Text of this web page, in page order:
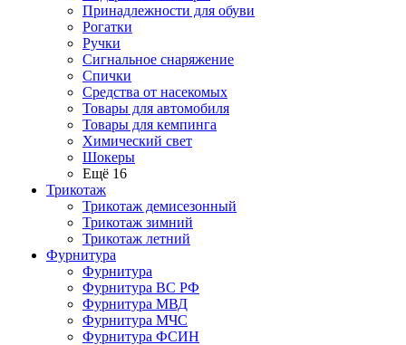
Принадлежности для обуви
Рогатки
Ручки
Сигнальное снаряжение
Спички
Средства от насекомых
Товары для автомобиля
Товары для кемпинга
Химический свет
Шокеры
Ещё 16
Трикотаж
Трикотаж демисезонный
Трикотаж зимний
Трикотаж летний
Фурнитура
Фурнитура
Фурнитура ВС РФ
Фурнитура МВД
Фурнитура МЧС
Фурнитура ФСИН